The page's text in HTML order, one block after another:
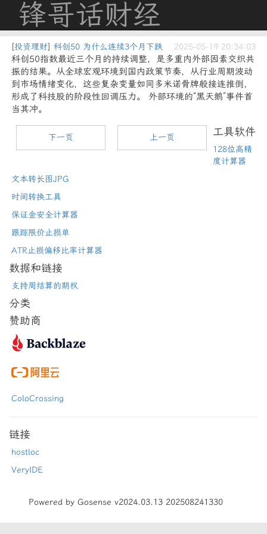
锋哥话财经
[投资理财] 科创50 为什么连续3个月下跌 2025-05-19 20:34:03
科创50指数最近三个月的持续调整，是多重内外部因素交织共
振的结果。从全球宏观环境到国内政策节奏，从行业周期波动
到市场情绪变化，这些复杂变量如同多米诺骨牌般接连推倒，
形成了科技股的阶段性回调压力。 外部环境的“黑天鹅”事件首
当其冲。
下一页 上一页 工具软件
128位高精
度计算器
文本转长图JPG
时间转换工具
保证金安全计算器
跟踪限价止损单
ATR止损偏移比率计算器
数据和链接
支持周结算的期权
分类
赞助商
ColoCrossing
链接
hostloc
VeryIDE
Powered by Gosense v2024.03.13 202508241330